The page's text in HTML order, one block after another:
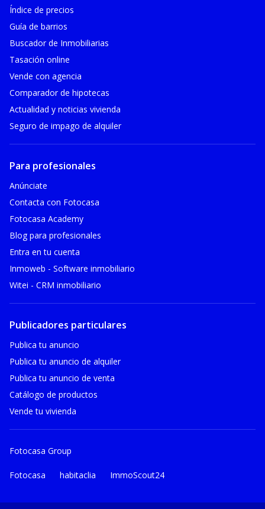
Índice de precios
Guía de barrios
Buscador de Inmobiliarias
Tasación online
Vende con agencia
Comparador de hipotecas
Actualidad y noticias vivienda
Seguro de impago de alquiler
Para profesionales
Anúnciate
Contacta con Fotocasa
Fotocasa Academy
Blog para profesionales
Entra en tu cuenta
Inmoweb - Software inmobiliario
Witei - CRM inmobiliario
Publicadores particulares
Publica tu anuncio
Publica tu anuncio de alquiler
Publica tu anuncio de venta
Catálogo de productos
Vende tu vivienda
Fotocasa Group
Fotocasa habitaclia ImmoScout24